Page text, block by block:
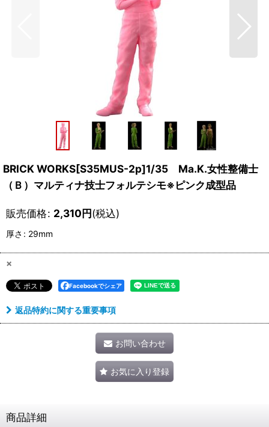
BRICK WORKS[S35MUS-2p]1/35 Ma.K.女性整備士
（Ｂ）マルティナ技士フォルテシモ※ピンク成型品
販売価格: 2,310円(税込)
厚さ : 29mm
×
Facebookでシェア
返品特約に関する重要事項
お問い合わせ
お気に入り登録
商品詳細